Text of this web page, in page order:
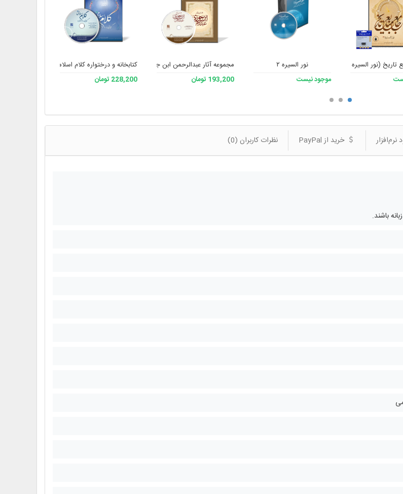
(نور السیره 3) به همراه فلش
نور السیره ۲
موجود نیست
مجموعه آثار عبدالرحمن ابن جوزی
193,200 تومان
کتابخانه و درختواره کلام اسلامی 2
228,200 تومان
نرم‌افزار خرید از PayPal نظرات کاربران (0)
باشند.